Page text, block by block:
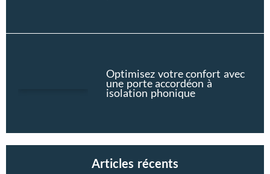
Optimisez votre confort avec
une porte accordéon à
isolation phonique
Articles récents